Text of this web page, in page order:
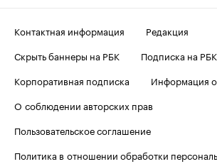
Контактная информация
Редакция
Скрыть баннеры на РБК
Подписка на РБК
Корпоративная подписка
Информация
О соблюдении авторских прав
Пользовательское соглашение
Политика в отношении обработки